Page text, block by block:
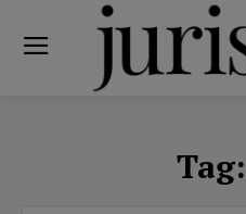
Tag: